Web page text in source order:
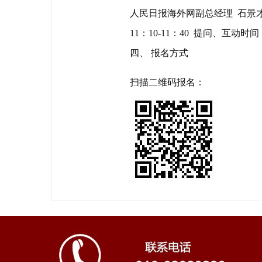
人民日报海外网副总经理 石景
11：10-11：40 提问、互动时间
四、 报名方式
扫描二维码报名：